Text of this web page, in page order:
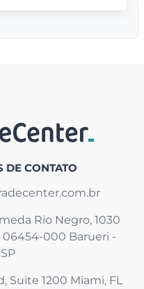
DE CONTATO
Rio Negro, 1030
06454-000 Barueri -
SP
Suite 1200 Miami, FL
obtenção de
em suporte